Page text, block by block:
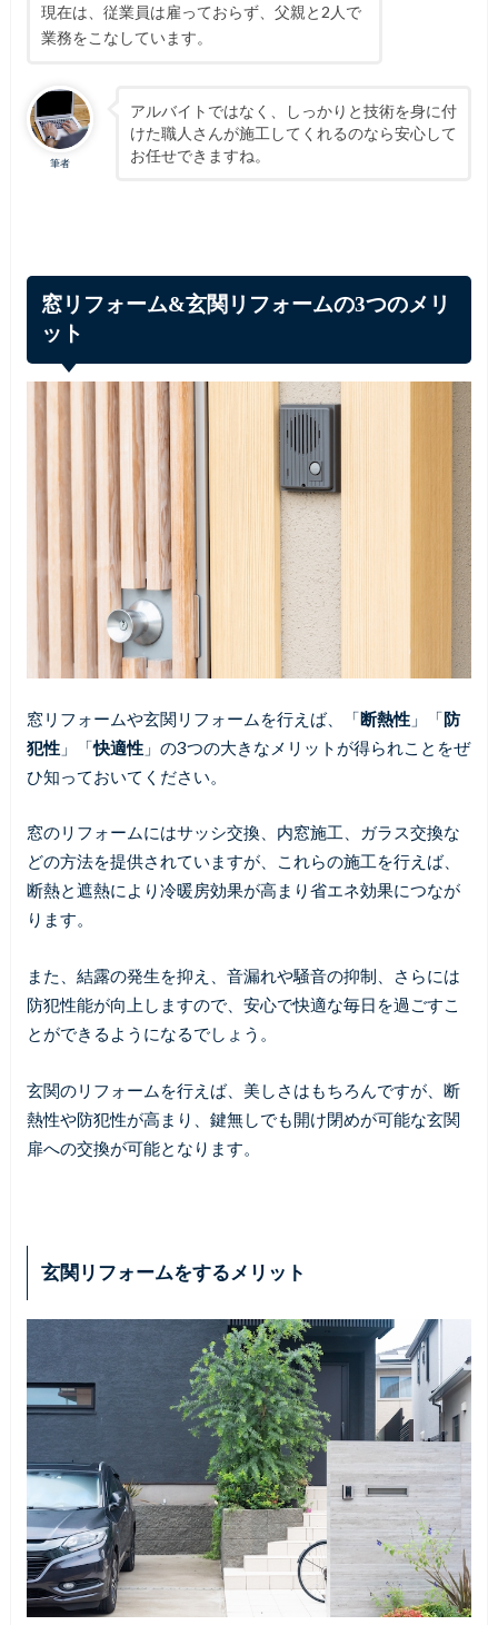
現在は、従業員は雇っておらず、父親と2人で
業務をこなしています。
筆者
アルバイトではなく、しっかりと技術を身に付
けた職人さんが施工してくれるのなら安心して
お任せできますね。
窓リフォーム&玄関リフォームの3つのメリ
ット
窓リフォームや玄関リフォームを行えば、「断熱性」「防
犯性」「快適性」の3つの大きなメリットが得られことをぜ
ひ知っておいてください。
窓のリフォームにはサッシ交換、内窓施工、ガラス交換な
どの方法を提供されていますが、これらの施工を行えば、
断熱と遮熱により冷暖房効果が高まり省エネ効果につなが
ります。
また、結露の発生を抑え、音漏れや騒音の抑制、さらには
防犯性能が向上しますので、安心で快適な毎日を過ごすこ
とができるようになるでしょう。
玄関のリフォームを行えば、美しさはもちろんですが、断
熱性や防犯性が高まり、鍵無しでも開け閉めが可能な玄関
扉への交換が可能となります。
玄関リフォームをするメリット